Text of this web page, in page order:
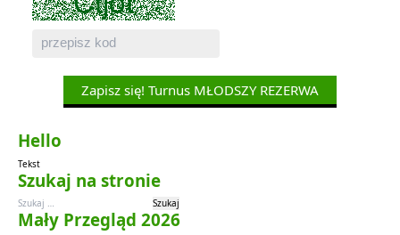
Zapisz się! Turnus MŁODSZY REZERWA
Hello
Tekst
Szukaj na stronie
Szukaj:
Mały Przegląd 2026